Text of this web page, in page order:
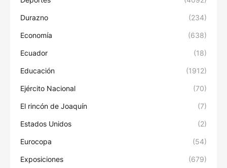
Durazno (234)
Economía (638)
Ecuador (18)
Educación (1912)
Ejército Nacional (70)
El rincón de Joaquín (7)
Estados Unidos (2)
Eurocopa (54)
Exposiciones (679)